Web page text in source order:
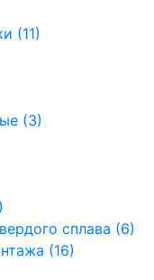
(11)
(3)
сплава (6)
(16)